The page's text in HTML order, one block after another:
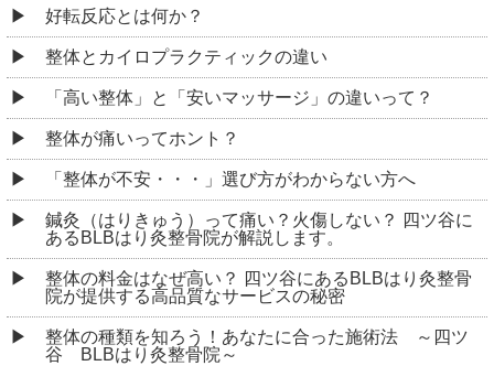
好転反応とは何か？
整体とカイロプラクティックの違い
「高い整体」と「安いマッサージ」の違いって？
整体が痛いってホント？
「整体が不安・・・」選び方がわからない方へ
鍼灸（はりきゅう）って痛い？火傷しない？ 四ツ谷に
あるBLBはり灸整骨院が解説します。
整体の料金はなぜ高い？ 四ツ谷にあるBLBはり灸整骨
院が提供する高品質なサービスの秘密
整体の種類を知ろう！あなたに合った施術法 ～四ツ
谷 BLBはり灸整骨院～